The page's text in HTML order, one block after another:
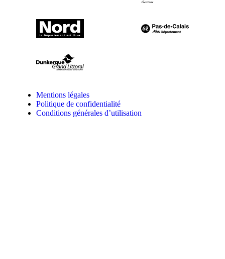
Mentions légales
Politique de confidentialité
Conditions générales d’utilisation